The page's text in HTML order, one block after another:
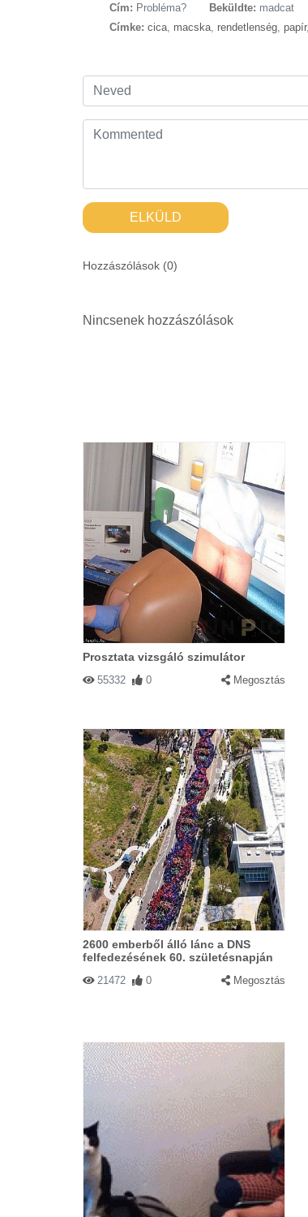
Cím: Probléma? Beküldte: madcat
Címke: cica macska rendetlenség papír,
ELKÜLD
Hozzászólások (0)
Nincsenek hozzászólások
Prosztata vizsgáló szimulátor
55332 0 Megosztás
2600 emberből álló lánc a DNS
felfedezésének 60. születésnapján
21472 0 Megosztás